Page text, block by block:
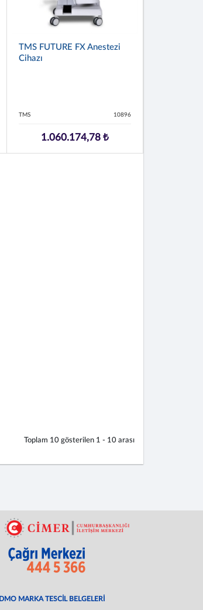
TMS FUTURE FX Anestezi
Cihazı
TMS 10896
1.060.174,78 ₺
Toplam 10gösterilen 1 - 10arası
DMO MARKA TESCİL BELGELERİ